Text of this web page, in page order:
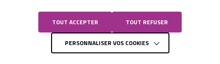
Site réalisé parLa Jungle
TOUT ACCEPTER TOUT REFUSER
PERSONNALISER VOS COOKIES